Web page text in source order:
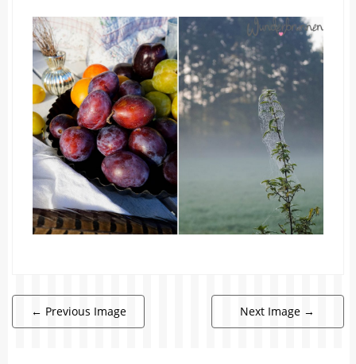
← Previous Image Next Image →